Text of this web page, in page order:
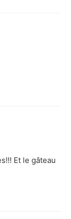
Et le gâteau